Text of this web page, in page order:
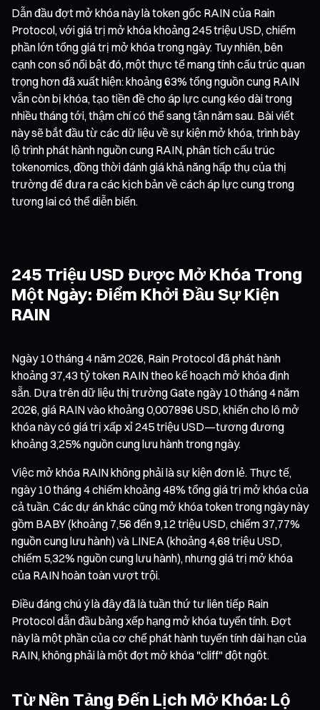
Dẫn đầu đợt mở khóa này là token gốc RAIN của Rain
Protocol, với giá trị mở khóa khoảng 245 triệu USD, chiếm
phần lớn tổng giá trị mở khóa trong ngày. Tuy nhiên, bên
cạnh con số nổi bật đó, một thực tế mang tính cấu trúc quan
trọng hơn đã xuất hiện: khoảng 63% tổng nguồn cung RAIN
vẫn còn bị khóa, tạo tiền đề cho áp lực cung kéo dài trong
nhiều tháng tới, thậm chí có thể sang tận năm sau. Bài viết
này sẽ bắt đầu từ các dữ liệu về sự kiện mở khóa, trình bày
lộ trình phát hành nguồn cung RAIN, phân tích cấu trúc
tokenomics, đồng thời đánh giá khả năng hấp thụ của thị
trường để đưa ra các kịch bản về cách áp lực cung trong
tương lai có thể diễn biến.
245 Triệu USD Được Mở Khóa Trong
Một Ngày: Điểm Khởi Đầu Sự Kiện
RAIN
Ngày 10 tháng 4 năm 2026, Rain Protocol đã phát hành
khoảng 37,43 tỷ token RAIN theo kế hoạch mở khóa định
sẵn. Dựa trên dữ liệu thị trường Gate ngày 10 tháng 4 năm
2026, giá RAIN vào khoảng 0,007896 USD, khiến cho lô mở
khóa này có giá trị xấp xỉ 245 triệu USD—tương đương
khoảng 3,25% nguồn cung lưu hành trong ngày.
Việc mở khóa RAIN không phải là sự kiện đơn lẻ. Thực tế,
ngày 10 tháng 4 chiếm khoảng 48% tổng giá trị mở khóa của
cả tuần. Các dự án khác cũng mở khóa token trong ngày này
gồm BABY (khoảng 7,56 đến 9,12 triệu USD, chiếm 37,77%
nguồn cung lưu hành) và LINEA (khoảng 4,68 triệu USD,
chiếm 5,32% nguồn cung lưu hành), nhưng giá trị mở khóa
của RAIN hoàn toàn vượt trội.
Điều đáng chú ý là đây đã là tuần thứ tư liên tiếp Rain
Protocol dẫn đầu bảng xếp hạng mở khóa tuyến tính. Đợt
này là một phần của cơ chế phát hành tuyến tính dài hạn của
RAIN, không phải là một đợt mở khóa "cliff" đột ngột.
Từ Nền Tảng Đến Lịch Mở Khóa: Lộ